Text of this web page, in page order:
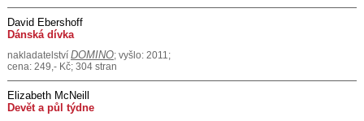
David Ebershoff
Dánská dívka
nakladatelství DOMINO; vyšlo: 2011;
cena: 249,- Kč; 304 stran
Elizabeth McNeill
Devět a půl týdne